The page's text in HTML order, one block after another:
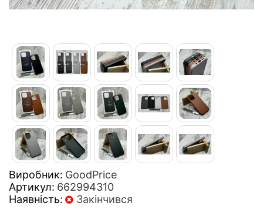
Виробник: GoodPrice
Артикул: 662994310
Наявність:
Закінчився